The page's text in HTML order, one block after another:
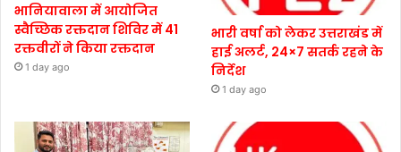
भानियावाला में आयोजित
स्वैच्छिक रक्तदान शिविर में 41
रक्तवीरों ने किया रक्तदान
1 day ago
भारी वर्षा को लेकर उत्तराखंड में
हाई अलर्ट, 24×7 सतर्क रहने के
निर्देश
1 day ago